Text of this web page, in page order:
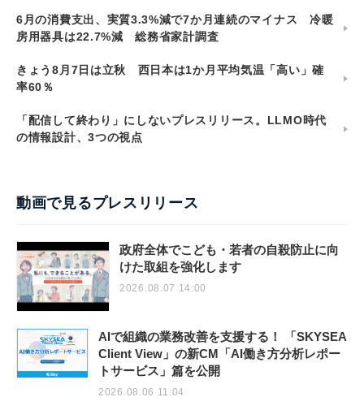
6月の消費支出、実質3.3%減で7か月連続のマイナス 冷暖
房用器具は22.7%減 総務省家計調査
きょう8月7日は立秋 西日本は1か月平均気温「高い」確
率60％
「配信して終わり」にしないプレスリリース。LLMO時代
の情報設計、3つの視点
動画で見るプレスリリース
政府全体でこども・若者の自殺防止に向
けた取組を強化します
2026.08.07 14:00
AIで組織の業務改善を支援する！ 「SKYSEA
Client View」の新CM「AI働き方分析レポー
トサービス」篇を公開
2026.08.06 11:04